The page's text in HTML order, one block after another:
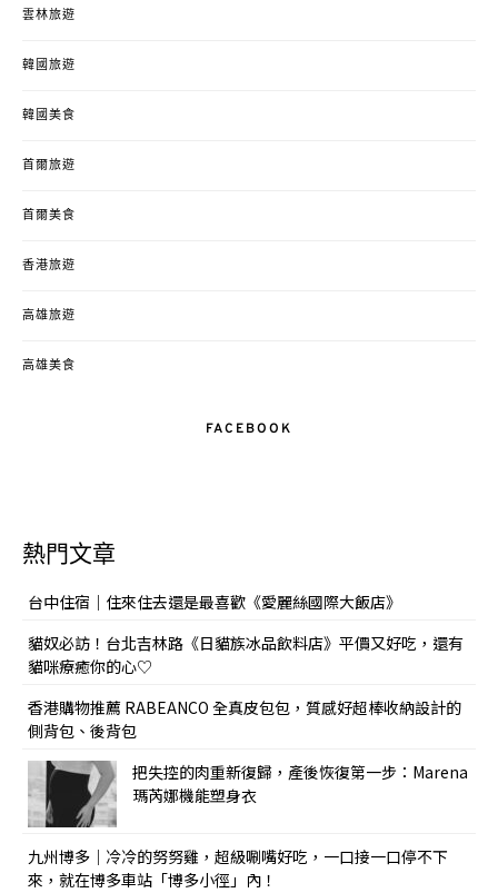
雲林旅遊
韓國旅遊
韓國美食
首爾旅遊
首爾美食
香港旅遊
高雄旅遊
高雄美食
FACEBOOK
熱門文章
台中住宿｜住來住去還是最喜歡《愛麗絲國際大飯店》
貓奴必訪！台北吉林路《日貓族冰品飲料店》平價又好吃，還有
貓咪療癒你的心♡
香港購物推薦 RABEANCO 全真皮包包，質感好超棒收納設計的
側背包、後背包
把失控的肉重新復歸，產後恢復第一步：Marena
瑪芮娜機能塑身衣
九州博多｜冷冷的努努雞，超級唰嘴好吃，一口接一口停不下
來，就在博多車站「博多小徑」內！